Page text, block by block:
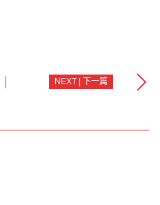
NEXT | 下一篇